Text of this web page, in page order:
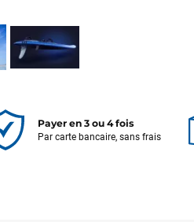
Payer en 3 ou 4 fois
Par carte bancaire, sans frais